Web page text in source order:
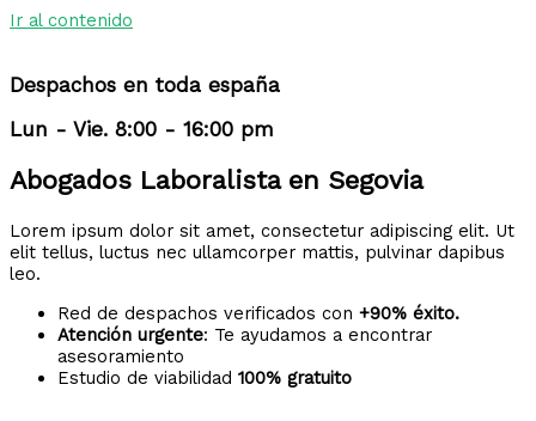
Ir al contenido
Despachos en toda españa
Lun - Vie. 8:00 - 16:00 pm
Abogados Laboralista en Segovia
Lorem ipsum dolor sit amet, consectetur adipiscing elit. Ut
elit tellus, luctus nec ullamcorper mattis, pulvinar dapibus
leo.
Red de despachos verificados con +90% éxito.
Atención urgente: Te ayudamos a encontrar
asesoramiento
Estudio de viabilidad 100% gratuito